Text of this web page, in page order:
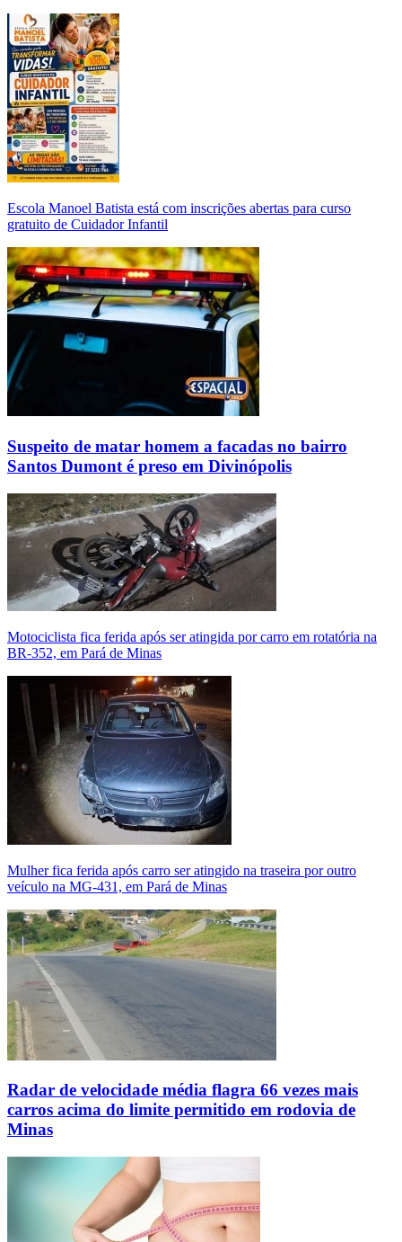
Escola Manoel Batista está com inscrições abertas para curso
gratuito de Cuidador Infantil
Suspeito de matar homem a facadas no bairro
Santos Dumont é preso em Divinópolis
Motociclista fica ferida após ser atingida por carro em rotatória na
BR-352, em Pará de Minas
Mulher fica ferida após carro ser atingido na traseira por outro
veículo na MG-431, em Pará de Minas
Radar de velocidade média flagra 66 vezes mais
carros acima do limite permitido em rodovia de
Minas